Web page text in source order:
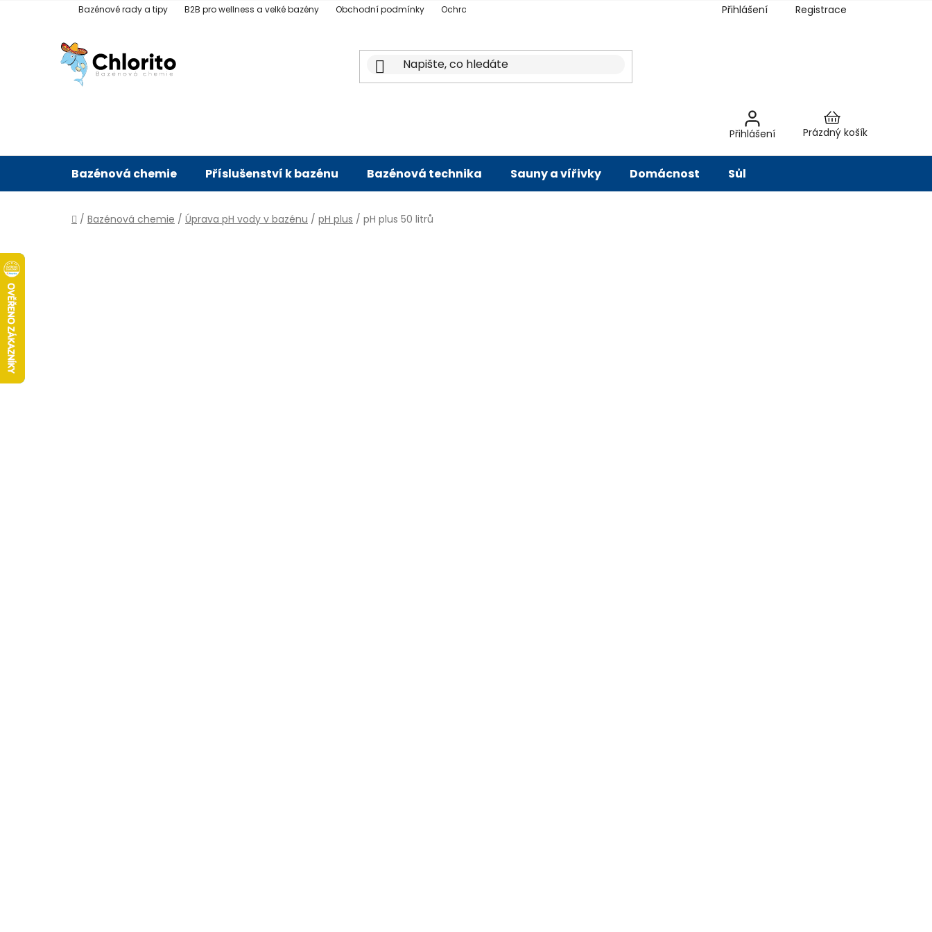
Bazénové rady a tipy B2B pro wellness a velké bazény Obchodní podmínky Ochrana osobních údajů Hodnocení obchodu Slovník pojmů Péče o vodu
Přihlášení Registrace
Přihlášení
Nákupní
Prázdný košík
Bazénová chemie Příslušenství k bazénu Bazénová technika Sauny a vířivky Domácnost Sůl
Domů
/ Bazénová chemie / Úprava pH vody v bazénu / pH plus / pH plus 50 litrů